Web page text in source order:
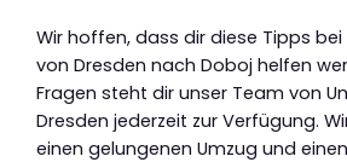
Wir hoffen, dass dir diese Tipps
von Dresden nach Doboj helfen
Fragen steht dir unser Team von
Dresden jederzeit zur Verfügung.
einen gelungenen Umzug und